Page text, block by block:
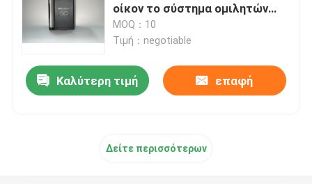
Έλεγχος όγκου ομιλητών PA
οίκον το σύστημα ομιλητών
που χτίζεται στον ενισχυτή
κατηγορία-δ 15W
MOQ：10
Τιμή：negotiable
Καλύτερη τιμή επαφή
Δείτε περισσότερων